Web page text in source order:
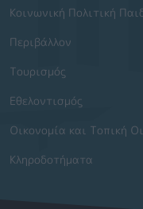
Κοινωνική Πολιτική
Περιβάλλον
Τουρισμός
Εθελοντισμός
Οικονομία και Τοπική
Κληροδοτήματα